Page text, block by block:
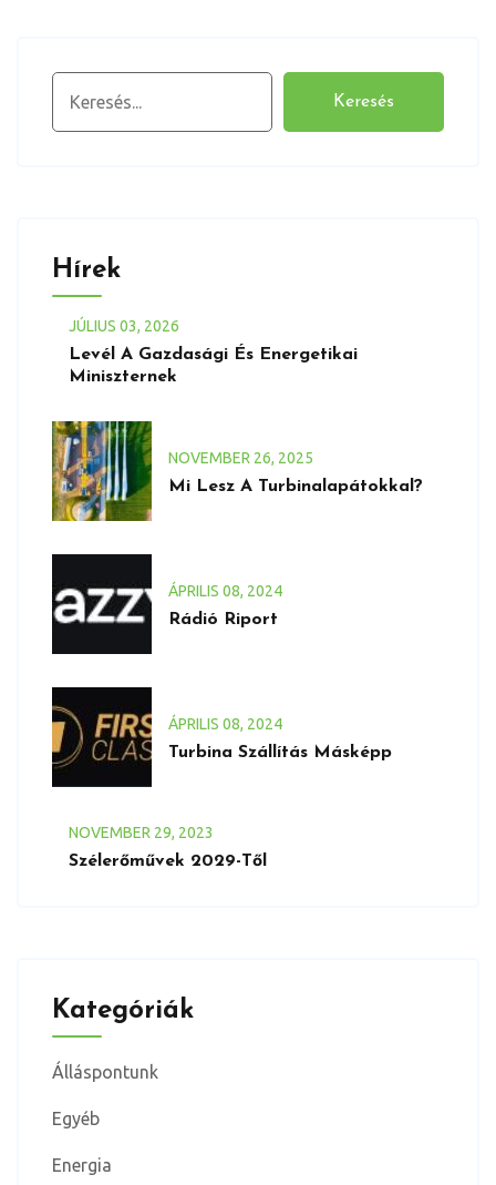
Keresés
Hírek
JÚLIUS 03, 2026
Levél A Gazdasági És Energetikai
Miniszternek
NOVEMBER 26, 2025
Mi Lesz A Turbinalapátokkal?
ÁPRILIS 08, 2024
Rádió Riport
ÁPRILIS 08, 2024
Turbina Szállítás Másképp
NOVEMBER 29, 2023
Szélerőművek 2029-Től
Kategóriák
Álláspontunk
Egyéb
Energia